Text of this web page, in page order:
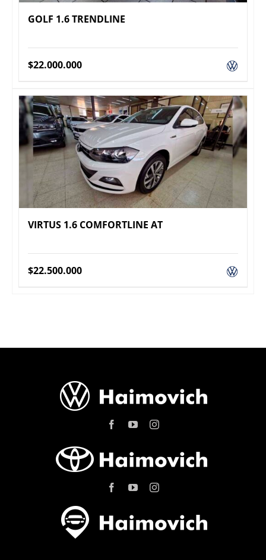
GOLF 1.6 TRENDLINE
$22.000.000
VIRTUS 1.6 COMFORTLINE AT
$22.500.000